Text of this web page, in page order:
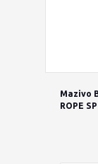
Mazivo
ROPE